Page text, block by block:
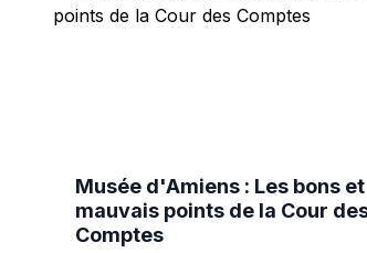
Musée d'Amiens : Les bons et
mauvais points de la Cour
Comptes